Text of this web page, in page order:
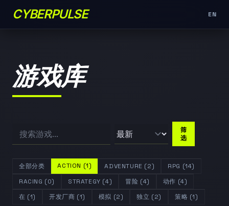
CYBERPULSE EN
游戏库
筛
选
全部分类 ACTION (1) ADVENTURE (2)
RPG (14)
RACING (0)
STRATEGY (4) 冒险 (4)
动作 (4)
在 (1)
开发厂商 (1) 模拟 (2) 独立 (2) 策略 (1)